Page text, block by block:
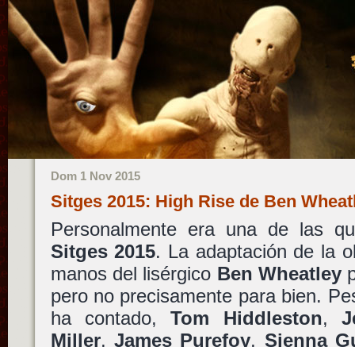
Dom 1 Nov 2015
Sitges 2015: High Rise de Ben
Personalmente era una de las
Sitges 2015. La adaptación de la
manos del lisérgico Ben Wheatley
pero no precisamente para bien.
ha contado,Tom Hiddleston,
Miller, James Purefoy, Sienna